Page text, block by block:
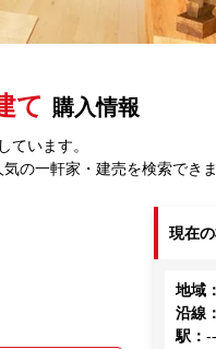
て 購入情報
ています。
の一軒家・建売を検索できま
現在
地域
沿線
駅 ：--